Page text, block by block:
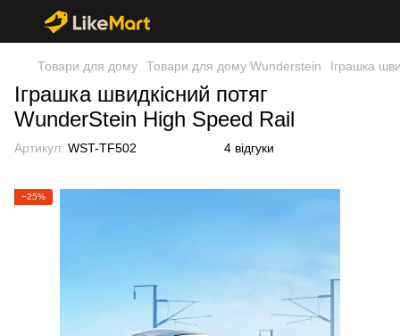
Товари для дому Товари для дому Wunderstein Іграшка
Іграшка швидкісний потяг
WunderStein High Speed Rail
Артикул: WST-TF502 4 відгуки
−25%